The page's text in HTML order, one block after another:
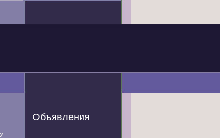
Объявления